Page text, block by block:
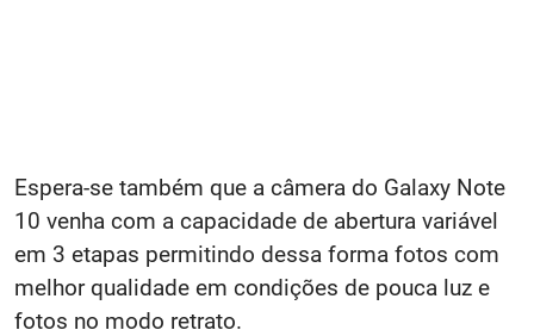
Espera-se também que a câmera do Galaxy Note
10 venha com a capacidade de abertura variável
em 3 etapas permitindo dessa forma fotos com
melhor qualidade em condições de pouca luz e
fotos no modo retrato.